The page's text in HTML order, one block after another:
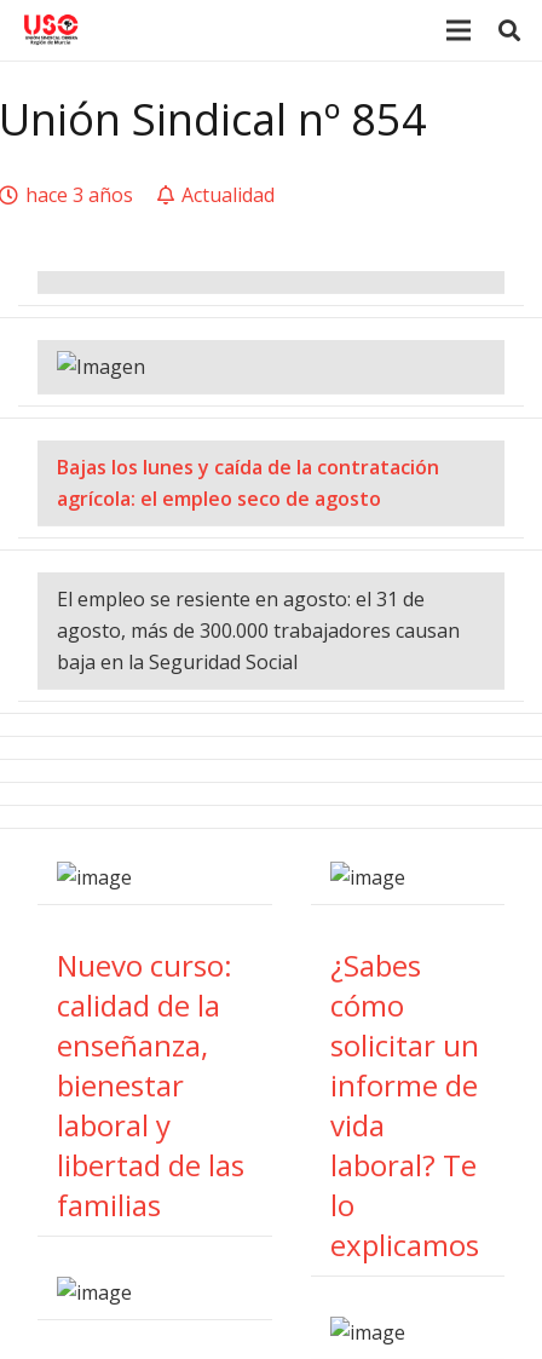
Unión Sindical nº 854
hace 3 años Actualidad
Bajas los lunes y caída de la contratación
agrícola: el empleo seco de agosto
El empleo se resiente en agosto: el 31 de
agosto, más de 300.000 trabajadores causan
baja en la Seguridad Social
Nuevo curso:
calidad de la
enseñanza,
bienestar
laboral y
libertad de las
familias
¿Sabes
cómo
solicitar un
informe de
vida
laboral? Te
lo
explicamos